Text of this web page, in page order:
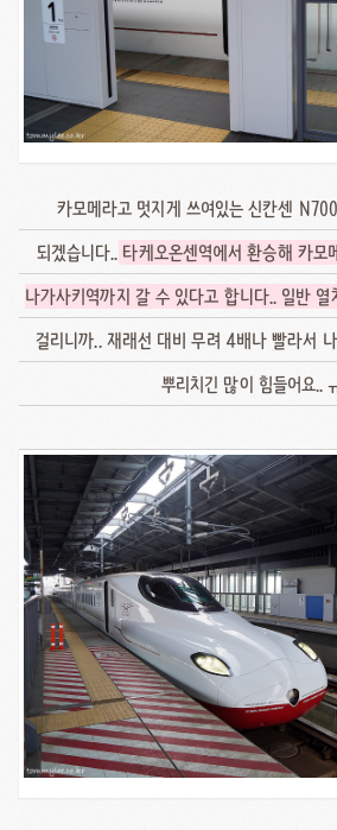
카모메라고 멋지게 쓰여있는 신칸센
되겠습니다.. 타케오온센역에서 환승해 카모
나가사키역까지 갈 수 있다고 합니다.. 일반
걸리니까.. 재래선 대비 무려 4배나 빨라서
뿌리치긴 많이 힘들어요..